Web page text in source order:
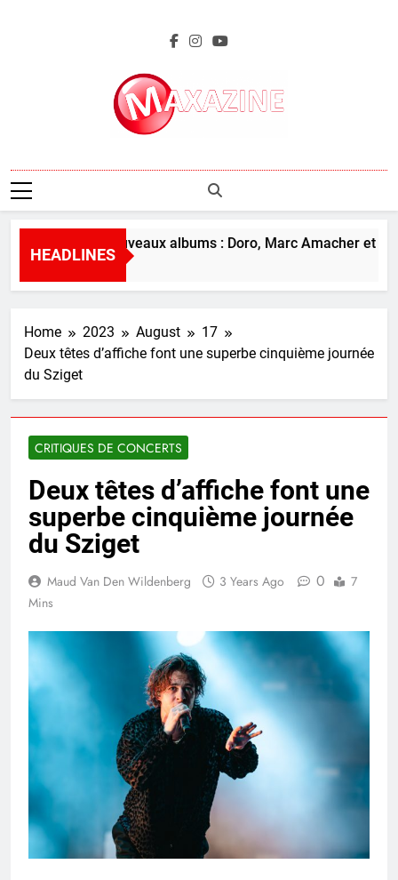
Maxazine.fr
HEADLINES
des nouveaux albums : Doro, Marc Amacher et plus
Ago
Home 2023 August
17
Deux têtes d’affiche font une superbe cinquième journée
du Sziget
CRITIQUES DE CONCERTS
Deux têtes d’affiche font une
superbe cinquième journée
du Sziget
Maud Van Den Wildenberg 3 Years Ago 0
7
Mins